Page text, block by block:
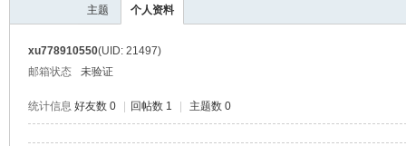
主题 个人资料
xu778910550(UID: 21497)
邮箱状态
未验证
统计信息 好友数 0 回帖数 1 主题数 0